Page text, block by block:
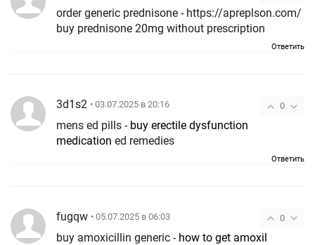
order generic prednisone - https://apreplson.com/
buy prednisone 20mg without prescription
Ответить
0
3d1s2 • 03.07.2025 в 20:16
mens ed pills - buy erectile dysfunction
medication ed remedies
Ответить
0
fugqw • 05.07.2025 в 06:03
buy amoxicillin generic - how to get amoxil